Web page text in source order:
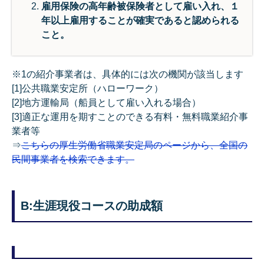
雇用保険の高年齢被保険者として雇い入れ、１
年以上雇用することが確実であると認められる
こと。
※1の紹介事業者は、具体的には次の機関が該当します
[1]公共職業安定所（ハローワーク）
[2]地方運輸局（船員として雇い入れる場合）
[3]適正な運用を期すことのできる有料・無料職業紹介事
業者等
⇒こちらの厚生労働省職業安定局のページから、全国の
民間事業者を検索できます。
B:生涯現役コースの助成額